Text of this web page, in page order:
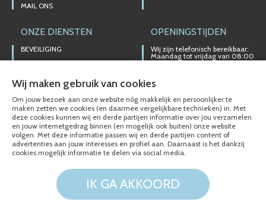
MAIL ONS
ONZE DIENSTEN
BEVEILIGING
ALARMINSTALLATIES
NOODVERLICHTING
VERLICHTINGSTECHNIEKEN
DOMOTICA SYSTEMEN/KNX
VIDEO INTERCOM
OPENINGSTIJDEN
Wij zijn telefonisch bereikbaar:
Maandag tot vrijdag van 08:00
t/m 17:00 uur
particuliere verkoop.
Afhalen van materialen is
alleen mogelijk na telefonisch
contact.
© Electro-Technisch Buro Siberg 2020 - 2026
Wij maken gebruik van cookies
Om jouw bezoek aan onze website nóg makkelijk en persoonlijker te
maken zetten we cookies (en daarmee vergelijkbare technieken) in. Met
deze cookies kunnen wij en derde partijen informatie over jou verzamelen
en jouw internetgedrag binnen (en mogelijk ook buiten) onze website
volgen. Met deze informatie passen wij en derde partijen content of
advertenties aan jouw interesses en profiel aan. Daarnaast is het dankzij
cookies mogelijk informatie te delen via social media.
IK GA AKKOORD